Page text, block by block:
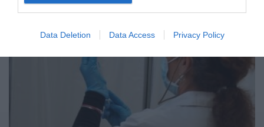
Data Deletion Data Access Privacy Policy